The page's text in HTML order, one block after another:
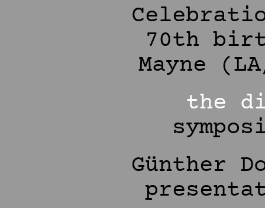
70th
Mayne
the
Günther